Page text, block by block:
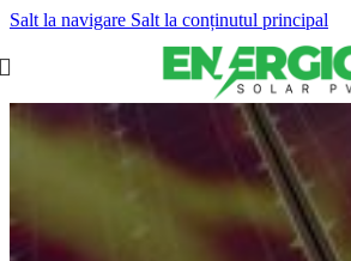
Salt la navigare Salt la conținutul principal